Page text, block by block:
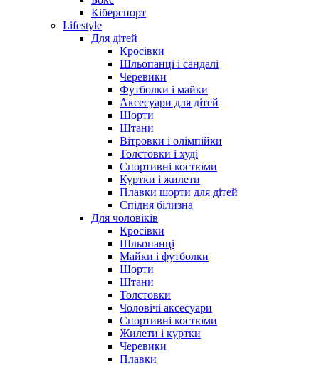
Кіберспорт
Lifestyle
Для дітей
Кросівки
Шльопанці і сандалі
Черевики
Футболки і майки
Аксесуари для дітей
Шорти
Штани
Вітровки і олімпійки
Толстовки і худі
Спортивні костюми
Куртки і жилети
Плавки шорти для дітей
Спідня білизна
Для чоловіків
Кросівки
Шльопанці
Майки і футболки
Шорти
Штани
Толстовки
Чоловічі аксесуари
Спортивні костюми
Жилети і куртки
Черевики
Плавки